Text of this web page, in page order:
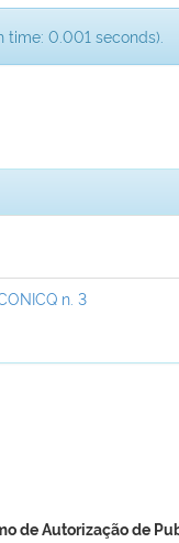
time: 0.001 seconds).
n. 3
de Autorização de